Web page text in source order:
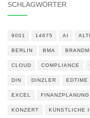
SCHLAGWÖRTER
9001 14675 AI
BERLIN BMA
CLOUD COMPLIANCE
DIN DINZLER EDTIME
EXCEL FINANZPLANUNG
KONZERT KÜNSTLICHE